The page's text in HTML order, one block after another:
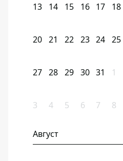
13 14 15 16 17 18
20 21 22 23 24 25
27 28 29 30 31 1
3 4 5 6 7 8
Август